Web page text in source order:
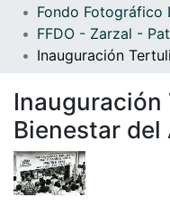
Inauguración
Bienestar del